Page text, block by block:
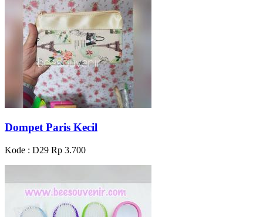
Dompet Paris Kecil
Kode : D29 Rp 3.700